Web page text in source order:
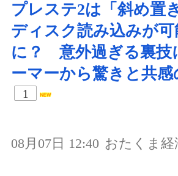
プレステ2は「斜め置
ディスク読み込みが可
に？ 意外過ぎる裏技
ーマーから驚きと共感
1
08月07日 12:40 おたくま経